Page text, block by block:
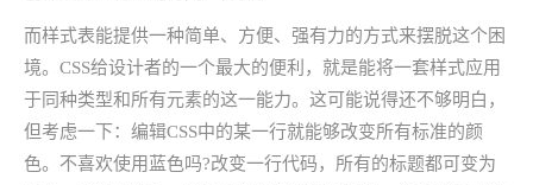
而样式表能提供一种简单、方便、强有力的方式来摆脱这个困
境。CSS给设计者的一个最大的便利，就是能将一套样式应用
于同种类型和所有元素的这一能力。这可能说得还不够明白，
但考虑一下：编辑CSS中的某一行就能够改变所有标准的颜
色。不喜欢使用蓝色吗?改变一行代码，所有的标题都可变为